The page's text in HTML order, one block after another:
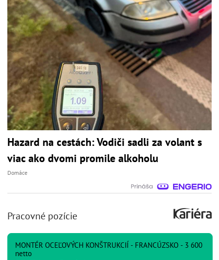
Hazard na cestách: Vodiči sadli za volant s
viac ako dvomi promile alkoholu
Domáce
Pracovné pozície
MONTÉR OCEĽOVÝCH KONŠTRUKCIÍ - FRANCÚZSKO - 3 600
netto